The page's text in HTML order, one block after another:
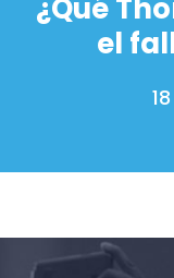
¿Qué
el